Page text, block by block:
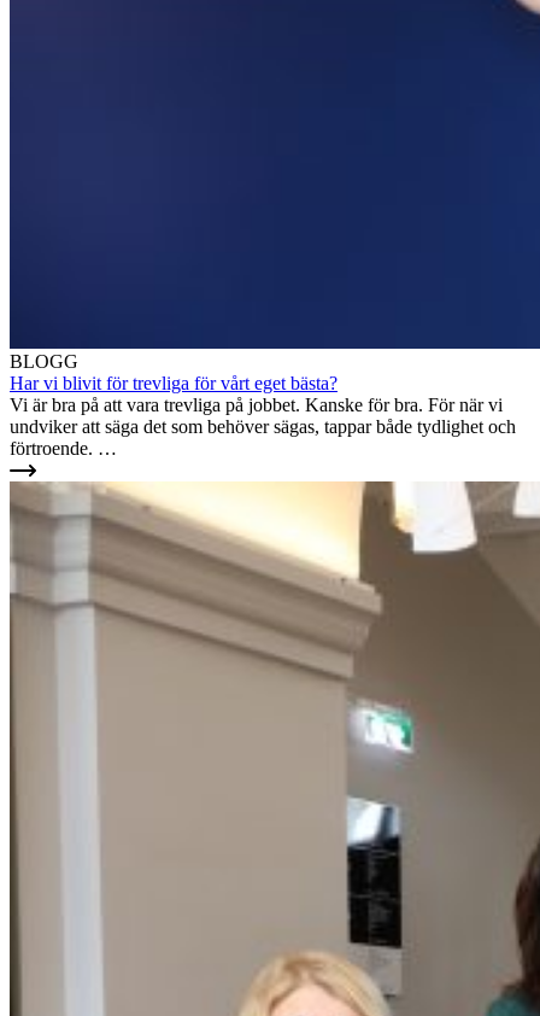
BLOGG
Har vi blivit för trevliga för vårt eget bästa?
Vi är bra på att vara trevliga på jobbet. Kanske för bra. För när vi
undviker att säga det som behöver sägas, tappar både tydlighet och
förtroende. …